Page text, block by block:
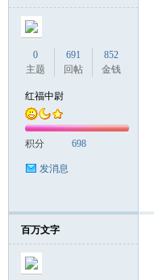
0
主题
691
回帖
852
金钱
红福中尉
积分 698
发消息
百万文字